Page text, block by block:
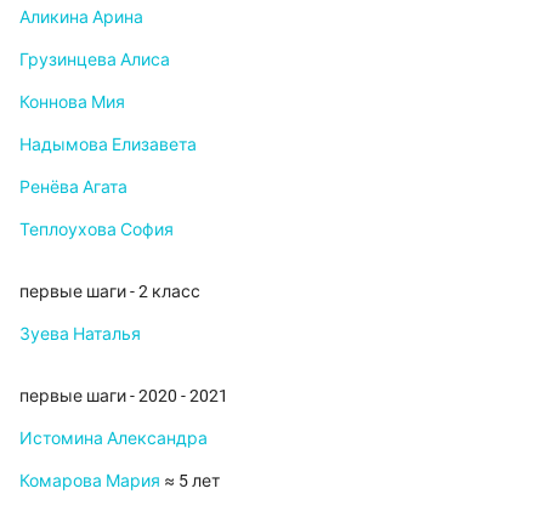
Аликина Арина
Грузинцева Алиса
Коннова Мия
Надымова Елизавета
Ренёва Агата
Теплоухова София
первые шаги - 2 класс
Зуева Наталья
первые шаги - 2020 - 2021
Истомина Александра
Комарова Мария ≈ 5 лет